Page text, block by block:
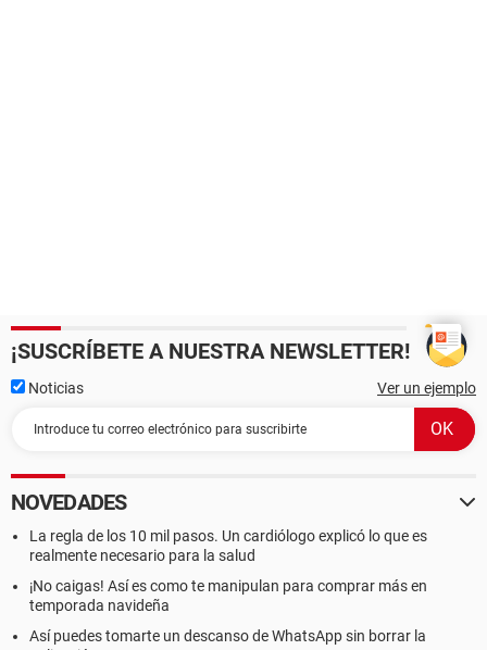
¡SUSCRÍBETE A NUESTRA NEWSLETTER!
Noticias Ver un ejemplo
NOVEDADES
La regla de los 10 mil pasos. Un cardiólogo explicó lo que es
realmente necesario para la salud
¡No caigas! Así es como te manipulan para comprar más en
temporada navideña
Así puedes tomarte un descanso de WhatsApp sin borrar la